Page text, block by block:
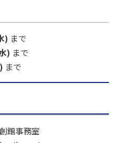
) まで
) まで
まで
館事務室